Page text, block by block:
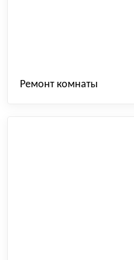
Ремонт комнаты